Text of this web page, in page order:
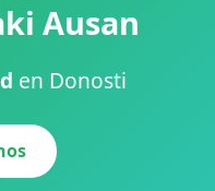
Ausan
en Donosti